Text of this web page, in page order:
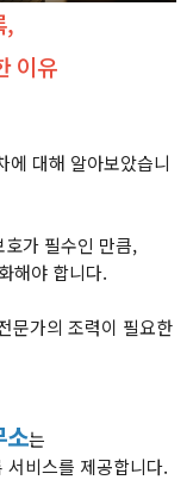
,
이유
에 대해 알아보았습니
가 필수인 만큼,
해야 합니다.
문가의 조력이 필요한
소는
비스를 제공합니다.